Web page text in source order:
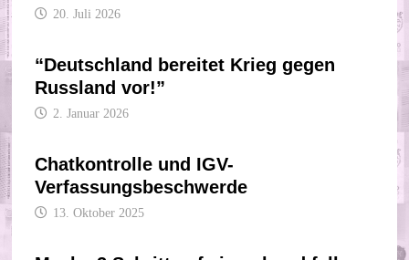
20. Juli 2026
“Deutschland bereitet Krieg gegen
Russland vor!”
2. Januar 2026
Chatkontrolle und IGV-
Verfassungsbeschwerde
13. Oktober 2025